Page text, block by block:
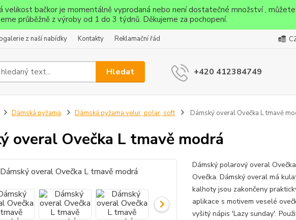
velikost bačkor je momentálně vyprodaná nebo není dostatečné množství ,
průběžně z výroby od 1 do 3 týdnů. Děkujeme za pochopení.
z naší nabídky Kontakty Reklamační řád
Hledat +420 412384749
Dámská pyžama Dámská pyžama velur, polar, soft Dámský overal Ovečka L tmavě
overal Ovečka L tmavě modrá
Dámský polarový overal
Ovečka. Dámský overal má
kalhoty jsou zakončeny
aplikace s motivem veselé
vyšitý nápis 'Lazy sunday'.